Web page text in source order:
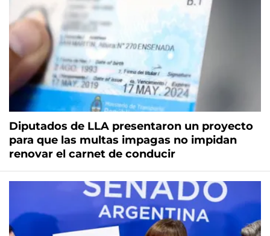
Diputados de LLA presentaron un proyecto
para que las multas impagas no impidan
renovar el carnet de conducir